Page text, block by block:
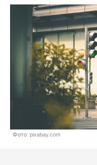
Фото: pixabay.com